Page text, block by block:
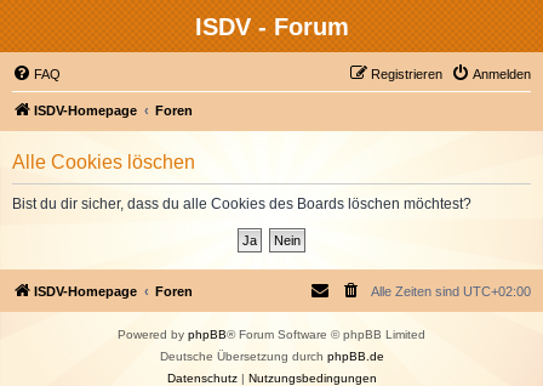
ISDV - Forum
FAQ Anmelden
Registrieren
ISDV-Homepage Foren
Alle Cookies löschen
Bist du dir sicher, dass du alle Cookies des Boards löschen möchtest?
ISDV-Homepage Foren Alle Zeiten sind UTC+02:00
Powered by phpBB® Forum Software © phpBB Limited
Deutsche Übersetzung durch phpBB.de
Datenschutz| Nutzungsbedingungen